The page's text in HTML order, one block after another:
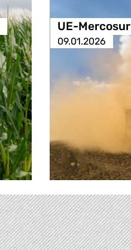
UE-Mercosur
09.01.2026